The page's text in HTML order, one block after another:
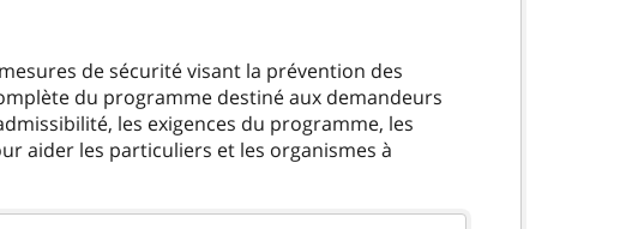
de sécurité visant la prévention des
du programme destiné aux demandeurs
les exigences du programme, les
aider les particuliers et les organismes à